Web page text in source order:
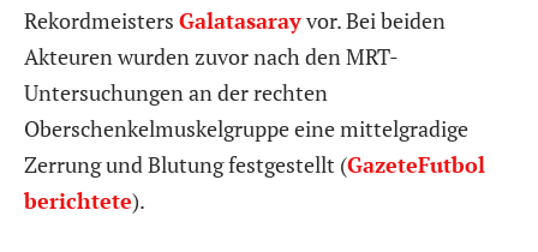
Rekordmeisters Galatasarayvor. Bei beiden
Akteuren wurden zuvor nach den MRT-
Untersuchungen an der rechten
Oberschenkelmuskelgruppe eine mittelgradige
Zerrung und Blutung festgestellt (GazeteFutbol
berichtete).